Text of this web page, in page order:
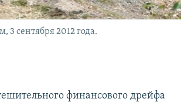
сентября 2012 года.
финансового дрейфа